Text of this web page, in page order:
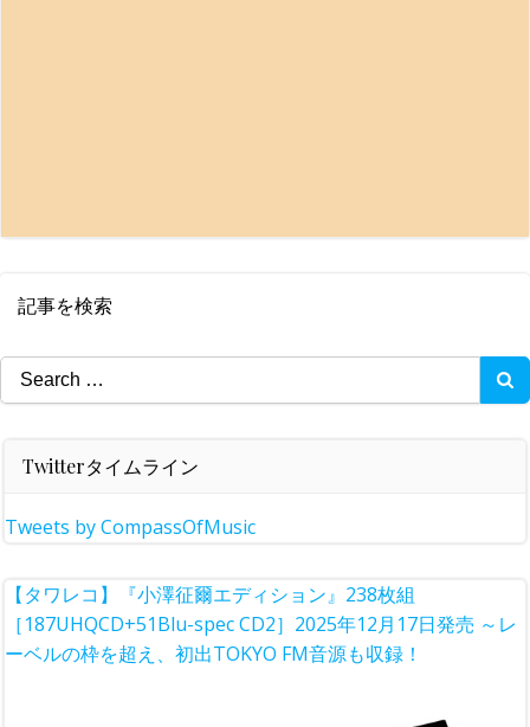
記事を検索
Search
for:
Twitterタイムライン
Tweets by CompassOfMusic
【タワレコ】『小澤征爾エディション』238枚組
［187UHQCD+51Blu-spec CD2］2025年12月17日発売 ～レ
ーベルの枠を超え、初出TOKYO FM音源も収録！